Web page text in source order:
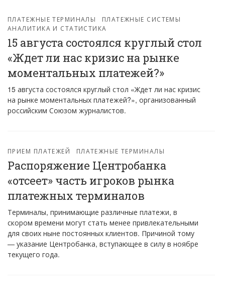
ПЛАТЕЖНЫЕ ТЕРМИНАЛЫ
ПЛАТЕЖНЫЕ СИСТЕМЫ
АНАЛИТИКА И СТАТИСТИКА
15 августа состоялся круглый стол
«Ждет ли нас кризис на рынке
моментальных платежей?»
15 августа состоялся круглый стол «Ждет ли нас кризис
на рынке моментальных платежей?», организованный
российским Союзом журналистов.
ПРИЕМ ПЛАТЕЖЕЙ ПЛАТЕЖНЫЕ ТЕРМИНАЛЫ
Распоряжение Центробанка
«отсеет» часть игроков рынка
платежных терминалов
Терминалы, принимающие различные платежи, в
скором времени могут стать менее привлекательными
для своих ныне постоянных клиентов. Причиной тому
— указание Центробанка, вступающее в силу в ноябре
текущего года.